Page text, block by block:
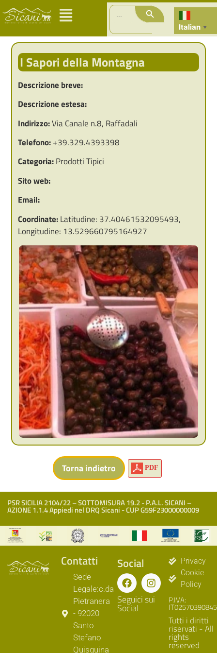
Search
for:
Search Button
Italian ▼
I Sapori della Montagna
Descrizione breve:
Descrizione estesa:
Indirizzo:Via Canale n.8, Raffadali
Telefono:+39.329.4393398
Categoria:Prodotti Tipici
Sito web:
Email:
Coordinate:Latitudine: 37.40461532095493,
Longitudine: 13.529660795164927
PDF
PSR SICILIA 2104/22 – SOTTOMISURA 19.2 - P.A.L. SICANI –
AZIONE 1.1.4 Appiedi nel DRQ Sicani - CUP G59F23000000009
Contatti
Sede
Legale:c.da
Pietranera
- 92020
Santo
Stefano
Quisquina
Social
Seguici sui
Social
Privacy
Cookie
Policy
P.IVA:
IT02570390845
Tutti i diritti
riservati - All
rights
reserved